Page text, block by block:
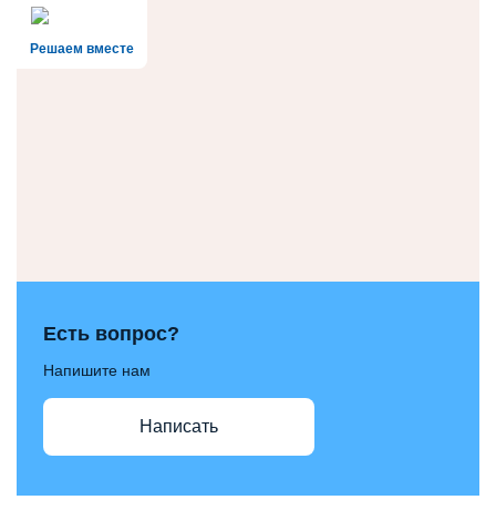
Решаем вместе
Есть вопрос?
Напишите нам
Написать